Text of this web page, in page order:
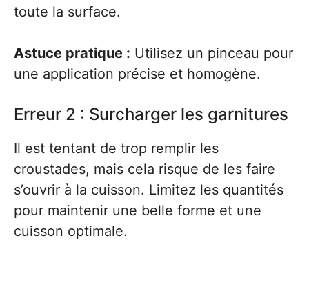
toute la surface.
Astuce pratique : Utilisez un pinceau pour
une application précise et homogène.
Erreur 2 : Surcharger les garnitures
Il est tentant de trop remplir les
croustades, mais cela risque de les faire
s’ouvrir à la cuisson. Limitez les quantités
pour maintenir une belle forme et une
cuisson optimale.